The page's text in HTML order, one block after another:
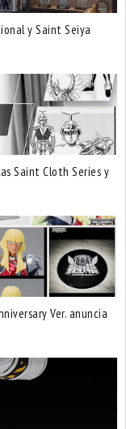
y Saint Seiya
Saint Cloth Series y
Ver. anuncia